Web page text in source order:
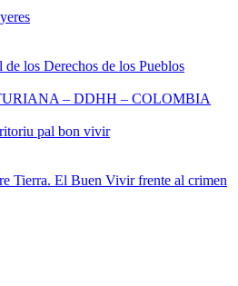
los Derechos de los Pueblos
– DDHH – COLOMBIA
pal bon vivir
Tierra. El Buen Vivir frente al crimen